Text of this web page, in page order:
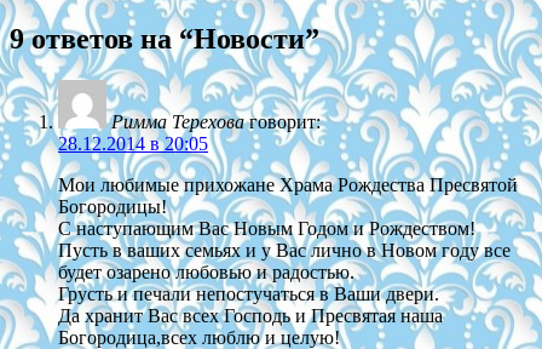
9 ответов на “Новости”
Римма Терехова говорит:
28.12.2014 в 20:05
Мои любимые прихожане Храма Рождества Пресвятой
Богородицы!
С наступающим Вас Новым Годом и Рождеством!
Пусть в ваших семьях и у Вас лично в Новом году все
будет озарено любовью и радостью.
Грусть и печали непостучаться в Ваши двери.
Да хранит Вас всех Господь и Пресвятая наша
Богородица,всех люблю и целую!